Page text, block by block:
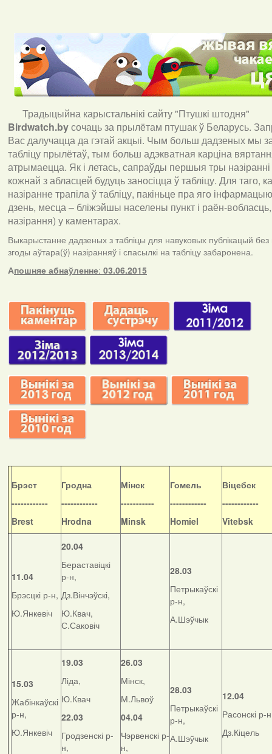
Традыцыйна карыстальнікі сайту "Птушкі штодня"
Birdwatch.byсочаць за прылётам птушак ў Беларусь.
Вас далучацца да гэтай акцыі. Чым больш дадзеных мы
табліцу прылётаў, тым больш адэкватная карціна
атрымаецца. Як і летась, сапраўды першыя тры
кожнай з абласцей будуць заносіцца ў табліцу. Для таго,
назіранне трапіла ў табліцу, пакіньце пра яго
дзень, месца – бліжэйшы населены пункт і раён-
назірання) у каментарах.
Выкарыстанне дадзеных з табліцы для навуковых публікацый без
згоды аўтара(ў) назіранняў і спасылкі на табліцу забаронена.
Апошняе абнаўленне: 03.06.2015
Брэст
------------
Brest
Гродна
------------
Hrodna
Мінск
-----------
Minsk
Гомель
------------
Homiel
Віцебск
------------
Vitebsk
11.04
Брэсцкі р-н,
Ю.Янкевіч
20.04
Бераставіцкі
р-н,
Дз.Вінчэўскі,
Ю.Квач,
С.Саковіч
28.03
Петрыкаўскі
р-н,
А.Шэўчык
15.03
Жабінкаўскі
р-н,
Ю.Янкевіч
19.03
Ліда,
Ю.Квач
22.03
Гродзенскі р-
н,
26.03
Мінск,
М.Львоў
04.04
Чэрвенскі р-
н,
28.03
Петрыкаўскі
р-н,
А.Шэўчык
12.04
Расонскі р-
Дз.Кіцель